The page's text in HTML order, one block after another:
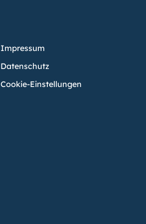
Impressum
Datenschutz
Cookie-Einstellungen